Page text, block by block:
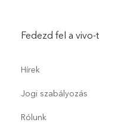
Fedezd fel a vivo-t
Hírek
Jogi szabályozás
Rólunk